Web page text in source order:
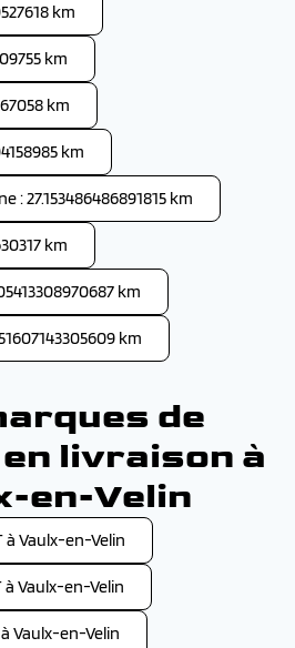
km
km
km
km
27.153486486891815 km
km
km
km
de
livraison à
en-Velin
à Vaulx-en-Velin
à Vaulx-en-Velin
Vaulx-en-Velin